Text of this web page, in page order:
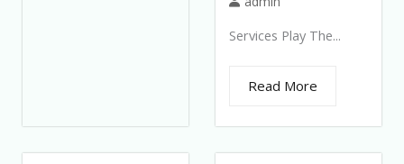
Services Play The...
Read More